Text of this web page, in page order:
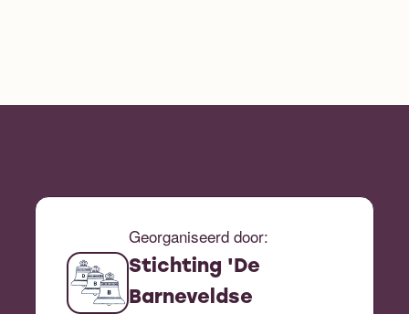
Georganiseerd door:
Stichting 'De
Barneveldse